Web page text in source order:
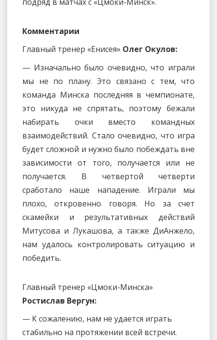
Комментарии
Главный тренер «Енисея» Олег Окулов:
— Изначально было очевидно, что играли
мы не по плану. Это связано с тем, что
команда Минска последняя в чемпионате,
это никуда не спрятать, поэтому бежали
набирать очки вместо командных
взаимодействий. Стало очевидно, что игра
будет сложной и нужно было побеждать вне
зависимости от того, получается или не
получается. В четвертой четверти
сработало наше нападение. Играли мы
плохо, откровенно говоря. Но за счет
скамейки и результативных действий
Митусова и Лукашова, а также ДиАнжело,
нам удалось контролировать ситуацию и
победить.
Главный тренер «Цмоки-Минска»
Ростислав Вергун:
— К сожалению, нам не удается играть
стабильно на протяжении всей встречи.